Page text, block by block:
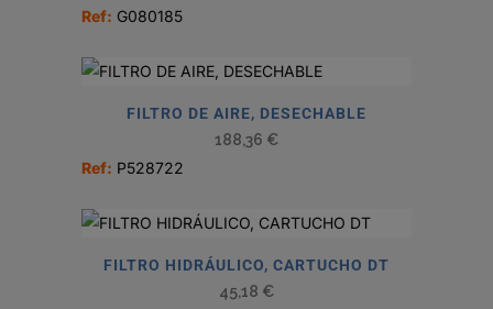
Ref: G080185
FILTRO DE AIRE, DESECHABLE
188,36 €
Ref: P528722
FILTRO HIDRÁULICO, CARTUCHO DT
45,18 €